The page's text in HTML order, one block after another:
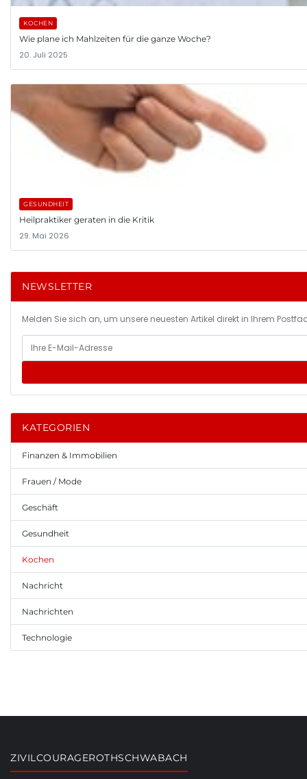
KOCHEN
Wie plane ich Mahlzeiten für die ganze Woche?
20. Juli 2025
GESUNDHEIT
Heilpraktiker geraten in die Kritik
29. Mai 2026
NEWSLETTER
Melden Sie sich an, um unsere neuesten Artikel direkt in Ihrem
KATEGORIEN
Finanzen & Immobilien
Frauen / Mode
Geschäft
Gesundheit
Kochen
Nachricht
Nachrichten
Technologie
ZIVILCOURAGEROTHSCHWABACH